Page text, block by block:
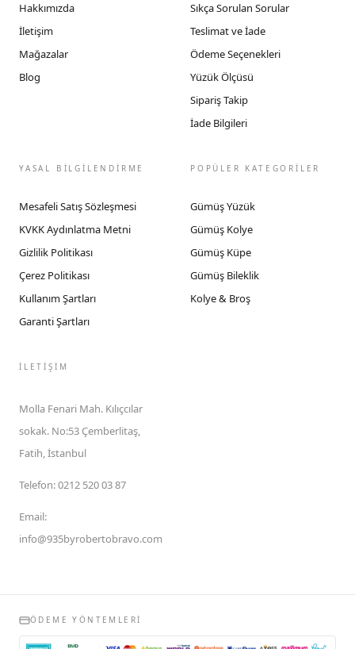
Hakkımızda
İletişim
Mağazalar
Blog
Sıkça Sorulan Sorular
Teslimat ve İade
Ödeme Seçenekleri
Yüzük Ölçüsü
Sipariş Takip
İade Bilgileri
YASAL BİLGİLENDİRME
Mesafeli Satış Sözleşmesi
KVKK Aydınlatma Metni
Gizlilik Politikası
Çerez Politikası
Kullanım Şartları
Garanti Şartları
POPÜLER KATEGORİLER
Gümüş Yüzük
Gümüş Kolye
Gümüş Küpe
Gümüş Bileklik
Kolye & Broş
İLETIŞIM
Molla Fenari Mah. Kılıçcılar
sokak. No:53 Çemberlitaş,
Fatih, İstanbul
Telefon:0212 520 03 87
Email:
info@935byrobertobravo.com
ÖDEME YÖNTEMLERI